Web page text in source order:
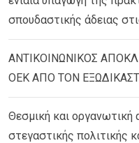
σπουδαστικής άδειας
ΑΝΤΙΚΟΙΝΩΝΙΚΟΣ
ΟΕΚ ΑΠΟ ΤΟΝ
Θεσμική και
στεγαστικής πολιτικής